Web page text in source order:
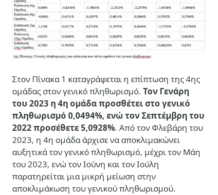
Στον Πίνακα 1 καταγράφεται η επίπτωση της 4ης
ομάδας στον γενικό πληθωρισμό. Τον Γενάρη
του 2023 η 4η ομάδα προσθέτει στο γενικό
πληθωρισμό 0,0494%, ενώ τον Σεπτέμβρη του
2022 πρoσέθετε 5,0928%. Από τον Φλεβάρη του
2023, η 4η ομάδα άρχισε να αποκλιμακώνει
αυξητικά τον γενικό πληθωρισμό, μέχρι τον Μάη
του 2023, ενώ τον Ιούνη και τον Ιούλη
παρατηρείται μια μικρή μείωση στην
αποκλιμάκωση του γενικού πληθωρισμού.